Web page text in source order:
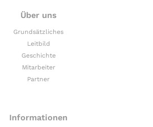
Über uns
Grundsätzliches
Leitbild
Geschichte
Mitarbeiter
Partner
Informationen